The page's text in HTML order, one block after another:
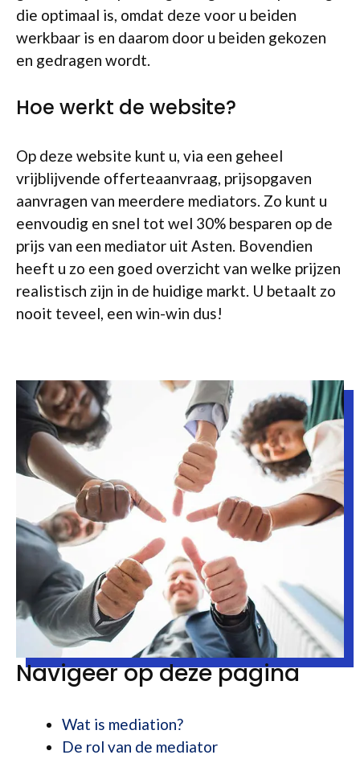
die optimaal is, omdat deze voor u beiden
werkbaar is en daarom door u beiden gekozen
en gedragen wordt.
Hoe werkt de website?
Op deze website kunt u, via een geheel
vrijblijvende offerteaanvraag, prijsopgaven
aanvragen van meerdere mediators. Zo kunt u
eenvoudig en snel tot wel 30% besparen op de
prijs van een mediator uit Asten. Bovendien
heeft u zo een goed overzicht van welke prijzen
realistisch zijn in de huidige markt. U betaalt zo
nooit teveel, een win-win dus!
Navigeer op deze pagina
Wat is mediation?
De rol van de mediator